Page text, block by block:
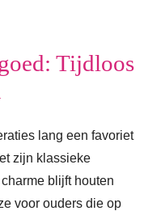
Tijdloos
lang een favoriet
zijn klassieke
blijft houten
voor ouders die op